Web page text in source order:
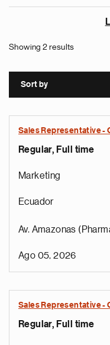
Showing 2 results
Sort by
Sales Representative -
Regular, Full time
Marketing
Ecuador
Av. Amazonas
Ago 05, 2026
Sales Representative -
Regular, Full time